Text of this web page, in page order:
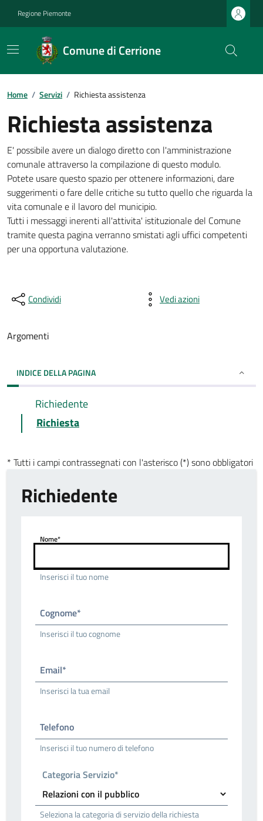
Regione Piemonte
Comune di Cerrione
Home / Servizi / Richiesta assistenza
Richiesta assistenza
E' possibile avere un dialogo diretto con l'amministrazione
comunale attraverso la compilazione di questo modulo.
Potete usare questo spazio per ottenere informazioni, dare
suggerimenti o fare delle critiche su tutto quello che riguarda la
vita comunale e il lavoro del municipio.
Tutti i messaggi inerenti all'attivita' istituzionale del Comune
tramite questa pagina verranno smistati agli uffici competenti
per una opportuna valutazione.
Condividi Vedi azioni
Argomenti
INDICE DELLA PAGINA
Richiedente
Richiesta
* Tutti i campi contrassegnati con l'asterisco (*) sono obbligatori
Richiedente
Nome*
Inserisci il tuo nome
Cognome*
Inserisci il tuo cognome
Email*
Inserisci la tua email
Telefono
Inserisci il tuo numero di telefono
Categoria Servizio*
Seleziona la categoria di servizio della richiesta